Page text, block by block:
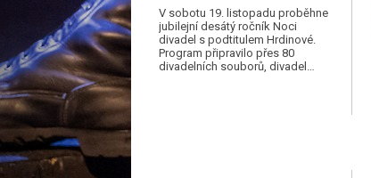
V sobotu 19. listopadu proběhne
jubilejní desátý ročník Noci
divadel s podtitulem Hrdinové.
Program připravilo přes 80
divadelních souborů, divadel…